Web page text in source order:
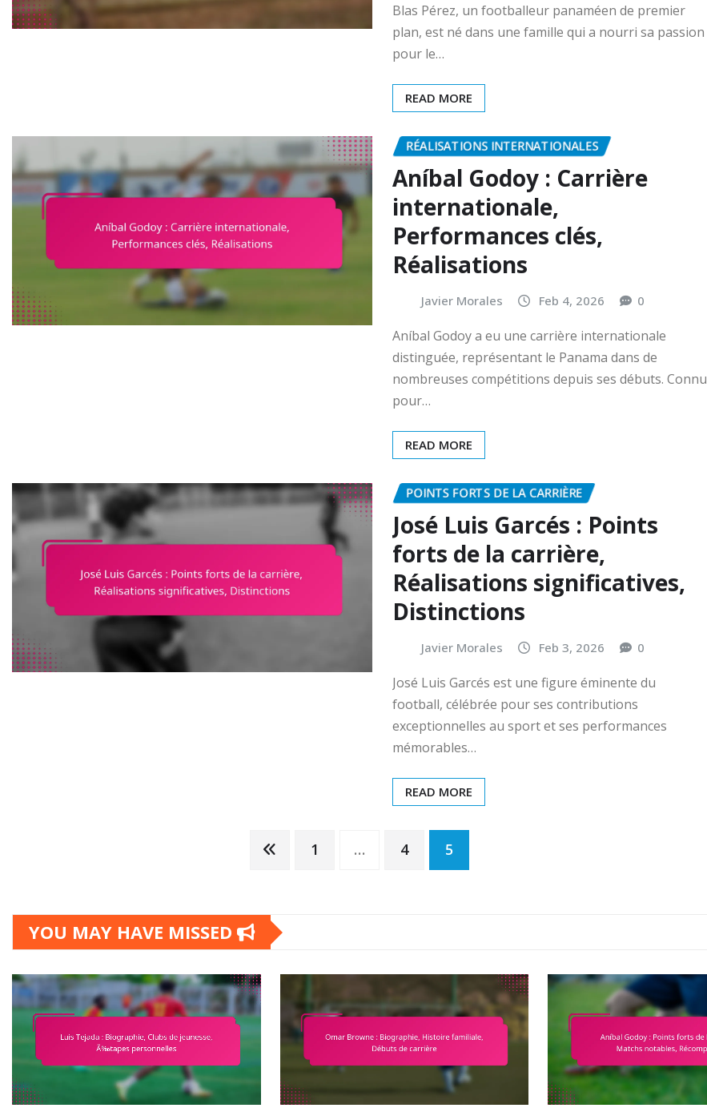
Blas Pérez, un footballeur panaméen de premier
plan, est né dans une famille qui a nourri sa passion
pour le…
READ MORE
RÉALISATIONS INTERNATIONALES
Aníbal Godoy : Carrière
internationale,
Performances clés,
Réalisations
Javier Morales Feb 4, 2026 0
Aníbal Godoy a eu une carrière internationale
distinguée, représentant le Panama dans de
nombreuses compétitions depuis ses débuts. Connu
pour…
READ MORE
POINTS FORTS DE LA CARRIÈRE
José Luis Garcés : Points
forts de la carrière,
Réalisations significatives,
Distinctions
Javier Morales Feb 3, 2026 0
José Luis Garcés est une figure éminente du
football, célébrée pour ses contributions
exceptionnelles au sport et ses performances
mémorables…
READ MORE
1 … 4 5
YOU MAY HAVE MISSED